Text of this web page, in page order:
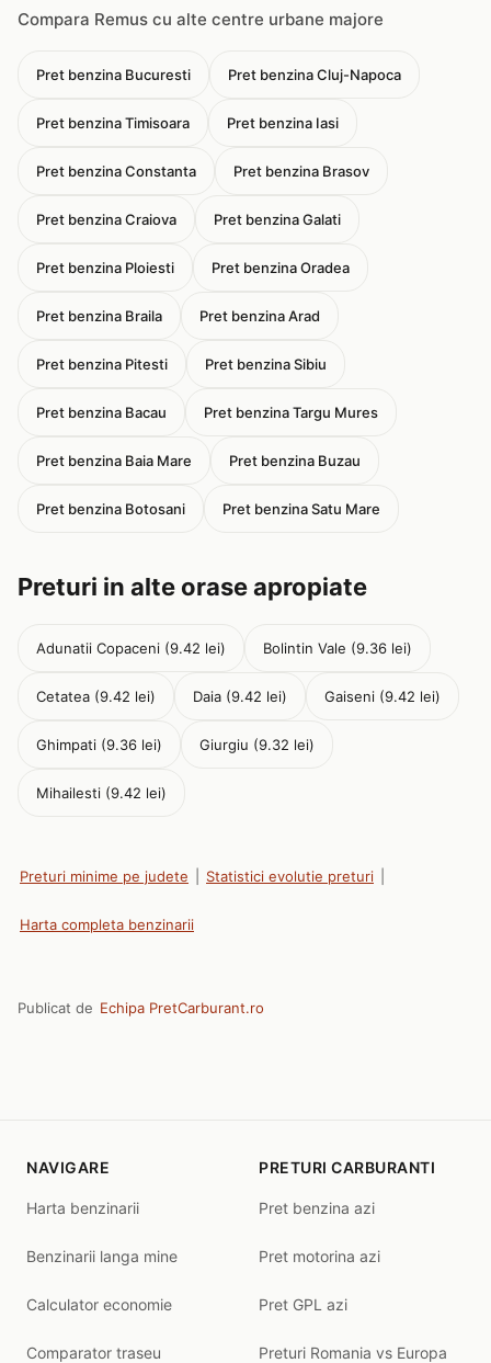
Compara Remus cu alte centre urbane majore
Pret benzina Bucuresti Pret benzina Cluj-Napoca
Pret benzina Timisoara Pret benzina Iasi
Pret benzina Constanta Pret benzina Brasov
Pret benzina Craiova Pret benzina Galati
Pret benzina Ploiesti Pret benzina Oradea
Pret benzina Braila Pret benzina Arad
Pret benzina Pitesti Pret benzina Sibiu
Pret benzina Bacau Pret benzina Targu Mures
Pret benzina Baia Mare Pret benzina Buzau
Pret benzina Botosani Pret benzina Satu Mare
Preturi in alte orase apropiate
Adunatii Copaceni (9.42 lei) Bolintin Vale (9.36 lei)
Cetatea (9.42 lei) Daia (9.42 lei) Gaiseni (9.42 lei)
Ghimpati (9.36 lei) Giurgiu (9.32 lei)
Mihailesti (9.42 lei)
Preturi minime pe judete Statistici evolutie preturi
Harta completa benzinarii
Publicat de Echipa PretCarburant.ro
NAVIGARE
Harta benzinarii
Benzinarii langa mine
Calculator economie
Comparator traseu
PRETURI CARBURANTI
Pret benzina azi
Pret motorina azi
Pret GPL azi
Preturi Romania vs Europa